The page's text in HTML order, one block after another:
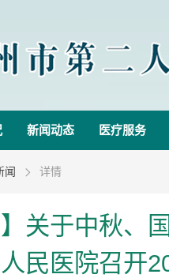
新闻动态 医疗服务
闻  详情
】关于中秋
民医院召开